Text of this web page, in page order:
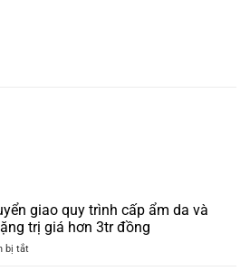
giao quy trình cấp ẩm da và
trị giá hơn 3tr đồng
bị tắtở